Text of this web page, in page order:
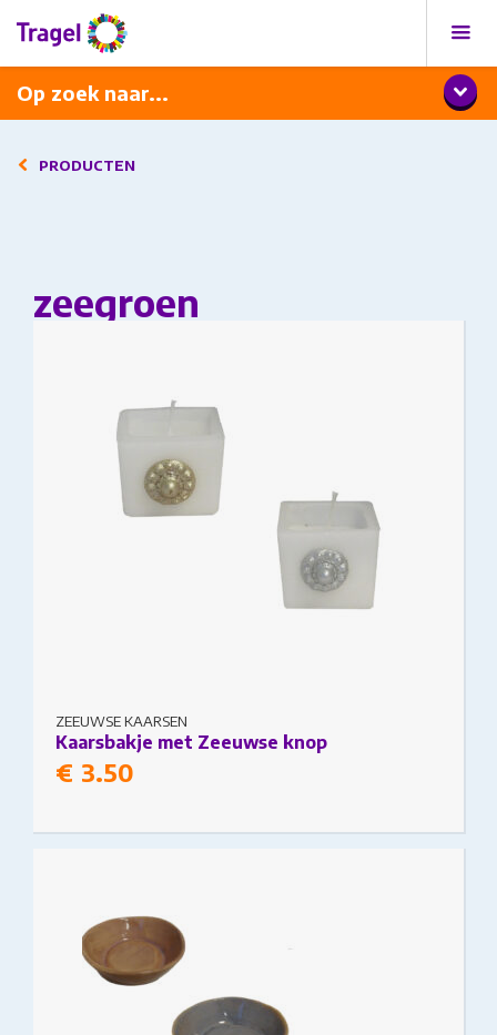
Op zoek naar...
Programma
Diner met wijnarrangement
PRODUCTEN
zeegroen
ZEEUWSE KAARSEN
Kaarsbakje met Zeeuwse knop
€ 3.50